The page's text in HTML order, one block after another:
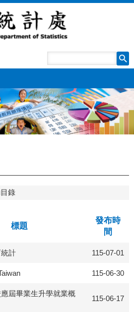
錄
標題
發布時
間
計 115-07-01
115-06-30
屆畢業生升學就業概
115-06-17